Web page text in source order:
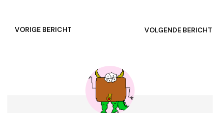
VORIGE BERICHT VOLGENDE BERICHT